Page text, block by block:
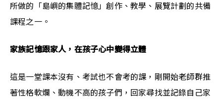
所做的「島嶼的集體記憶」創作、教學、展覽計劃的共備
課程之一。
家族記憶跟家人，在孩子心中變得立體
這是一堂課本沒有、考試也不會考的課，剛開始老師群推
著性格軟爛、動機不高的孩子們，回家尋找並記錄自己家